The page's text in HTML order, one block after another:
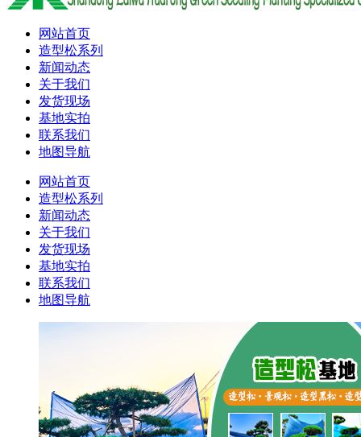
网站首页
造型松系列
新闻动态
关于我们
发货现场
基地实拍
联系我们
地图导航
网站首页
造型松系列
新闻动态
关于我们
发货现场
基地实拍
联系我们
地图导航